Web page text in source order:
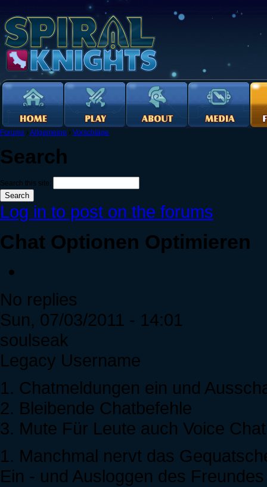
Forums › Allgemeine › Vorschläge
Search
Search this site:
Log in to post on the forums
Chat Optionen Optimieren
No replies
Sun, 07/03/2011 - 14:01
soulseak
Legacy Username
1. Chatmeldungen ein und
2. Bleibende Chatbefehle
3. Mute Für Leute auch Voice
1. Manchmal nervt das
Ein - und Ausloggen des